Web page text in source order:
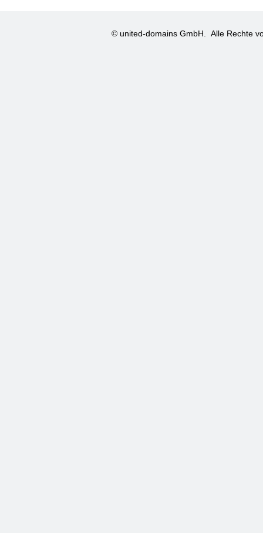
© united-domains GmbH. Alle Rechte